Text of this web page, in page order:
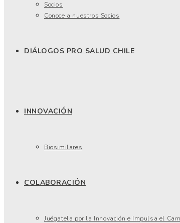
Socios
Conoce a nuestros Socios
DIÁLOGOS PRO SALUD CHILE
INNOVACIÓN
Biosimilares
COLABORACIÓN
Juégatela por la Innovación e Impulsa el